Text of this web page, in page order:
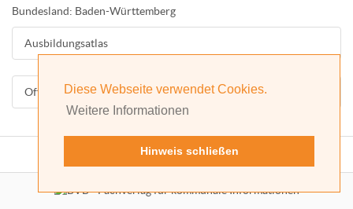
Diese Webseite verwendet Cookies.
Weitere Informationen
Hinweis schließen
Bundesland: Baden-Württemberg
Ausbildungsatlas
Offizielle Homepage